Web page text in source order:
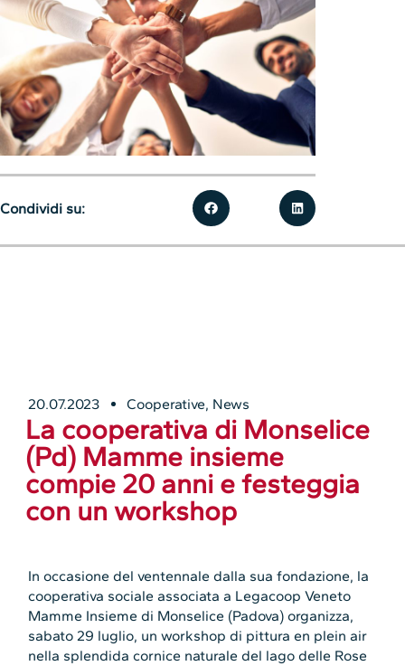
20.07.2023 Cooperative, News
La cooperativa di Monselice
(Pd) Mamme insieme
compie 20 anni e festeggia
con un workshop
In occasione del ventennale dalla sua fondazione, la
cooperativa sociale associata a Legacoop Veneto
Mamme Insieme di Monselice (Padova) organizza,
sabato 29 luglio, un workshop di pittura en plein air
nella splendida cornice naturale del lago delle Rose
Condividi su: